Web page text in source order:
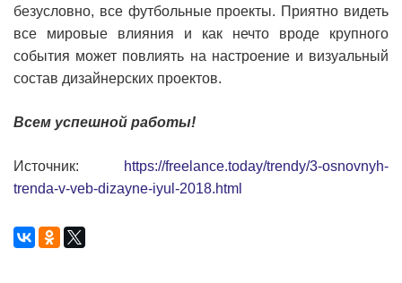
безусловно, все футбольные проекты. Приятно видеть
все мировые влияния и как нечто вроде крупного
события может повлиять на настроение и визуальный
состав дизайнерских проектов.
Всем успешной работы!
Источник:
https://freelance.today/trendy/3-osnovnyh-
trenda-v-veb-dizayne-iyul-2018.html